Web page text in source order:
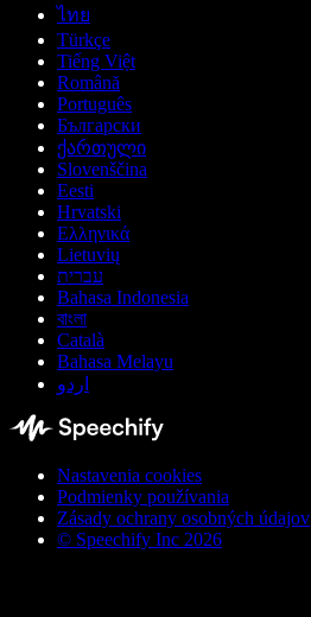
ไทย
Türkçe
Tiếng Việt
Română
Português
Български
ქართული
Slovenščina
Eesti
Hrvatski
Ελληνικά
Lietuvių
עברית
Bahasa Indonesia
বাংলা
Català
Bahasa Melayu
اردو
Nastavenia cookies
Podmienky používania
Zásady ochrany osobných údajov
© Speechify Inc 2026